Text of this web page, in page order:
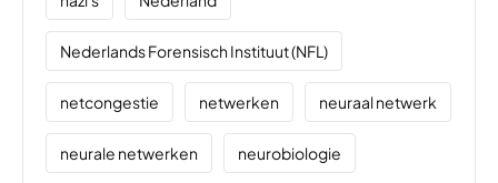
Nederlands Forensisch Instituut (NFL)
netcongestie netwerken neuraal netwerk
neurale netwerken neurobiologie